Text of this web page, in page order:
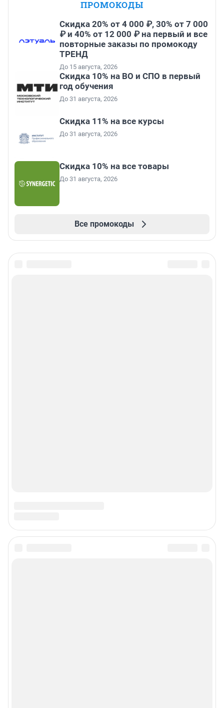
ПРОМОКОДЫ
Скидка 20% от 4 000 ₽, 30% от 7 000
₽ и 40% от 12 000 ₽ на первый и все
повторные заказы по промокоду
ТРЕНД
До 15 августа, 2026
Скидка 10% на ВО и СПО в первый
год обучения
До 31 августа, 2026
Скидка 11% на все курсы
До 31 августа, 2026
Скидка 10% на все товары
До 31 августа, 2026
Все промокоды